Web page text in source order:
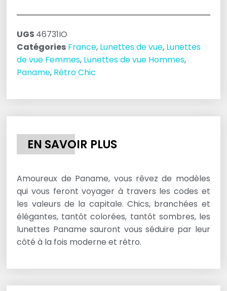
UGS 46731IO
Catégories France, Lunettes de vue, Lunettes
de vue Femmes, Lunettes de vue Hommes,
Paname, Rétro Chic
EN SAVOIR PLUS
Amoureux de Paname, vous rêvez de modèles
qui vous feront voyager à travers les codes et
les valeurs de la capitale. Chics, branchées et
élégantes, tantôt colorées, tantôt sombres, les
lunettes Paname sauront vous séduire par leur
côté à la fois moderne et rétro.